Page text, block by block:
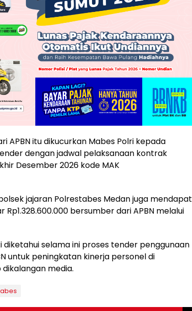
APBN itu dikucurkan Mabes Polri kepada
dengan jadwal pelaksanaan kontrak
Desember 2026 kode MAK
jajaran Polrestabes Medan juga mendapat
bersumber dari APBN melalui
selama ini proses tender penggunaan
untuk peningkatan kinerja personel di
media.